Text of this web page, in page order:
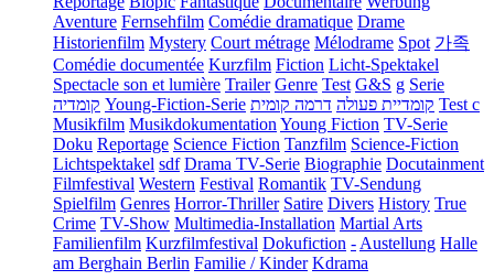
Aventure Fernsehfilm Comédie dramatique Drame
Historienfilm Mystery Court métrage Mélodrame Spot 가족
Comédie documentée Kurzfilm Fiction Licht-Spektakel
Spectacle son et lumière Trailer Genre Test G&S g Serie
קומדיה Young-Fiction-Serie קומדיית פעולה דרמה קומית
Test c
Musikfilm Musikdokumentation Young Fiction TV-Serie
Doku Reportage Science Fiction Tanzfilm Science-Fiction
Lichtspektakel sdf Drama TV-Serie Biographie Docutainment
Filmfestival Western Festival Romantik TV-Sendung
Spielfilm Genres Horror-Thriller Satire Divers History True
Crime TV-Show Multimedia-Installation Martial Arts
Familienfilm Kurzfilmfestival Dokufiction - Austellung Halle
am Berghain Berlin Familie / Kinder Kdrama